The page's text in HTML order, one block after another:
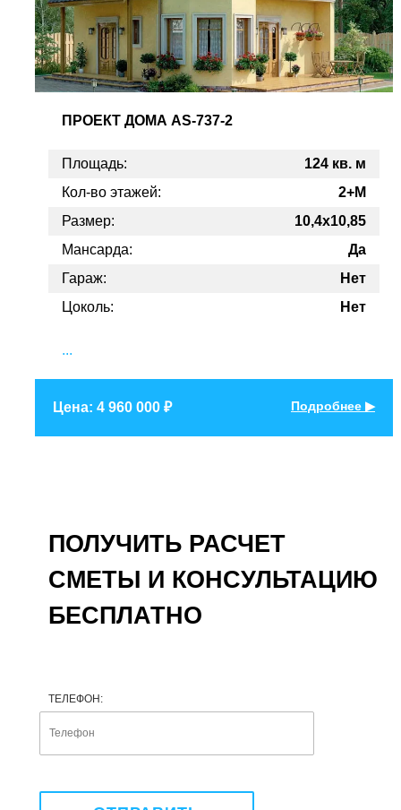
ПРОЕКТ ДОМА AS-737-2
Площадь:
124 кв. м
Кол-во этажей:
2+М
Размер:
10,4x10,85
Мансарда:
Да
Гараж:
Нет
Цоколь:
Нет
...
Цена: 4 960 000 ₽ Подробнее ▶
ПОЛУЧИТЬ РАСЧЕТ
СМЕТЫ И КОНСУЛЬТАЦИЮ
БЕСПЛАТНО
ТЕЛЕФОН: